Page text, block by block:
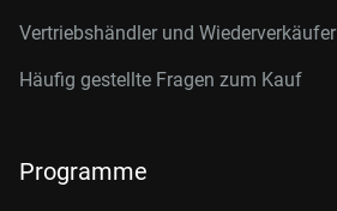
Vertriebshändler und Wiederverkäufer
Häufig gestellte Fragen zum Kauf
Programme